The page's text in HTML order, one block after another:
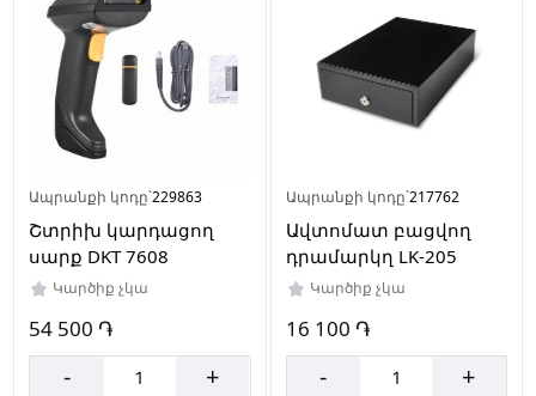
Ապրանքի կոդը՝229863
Շտրիխ կարդացող
սարք DKT 7608
Կարծիք չկա
54 500 ֏
- +
Ապրանքի կոդը՝217762
Ավտոմատ բացվող
դրամարկղ LK-205
Կարծիք չկա
16 100 ֏
- +